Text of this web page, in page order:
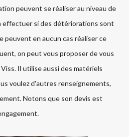
peuvent se réaliser au niveau de
effectuer si des détériorations sont
peuvent en aucun cas réaliser ce
on peut vous proposer de vous
Il utilise aussi des matériels
voulez d'autres renseignements,
Notons que son devis est